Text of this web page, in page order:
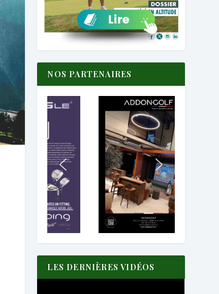
NOS PARTENAIRES
LES DERNIÈRES VIDÉOS